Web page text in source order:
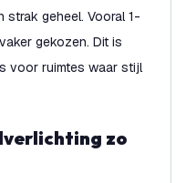
strak geheel. Vooral 1-
gekozen. Dit is
voor ruimtes waar stijl